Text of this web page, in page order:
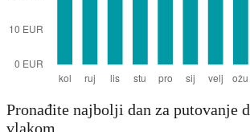
Pronađite najbolji dan za putovanje
vlakom